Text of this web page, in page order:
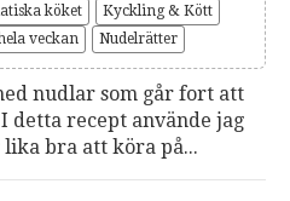
köket
Kyckling & Kött
veckan
Nudelrätter
nudlar som går fort att
detta recept använde jag
bra att köra på...